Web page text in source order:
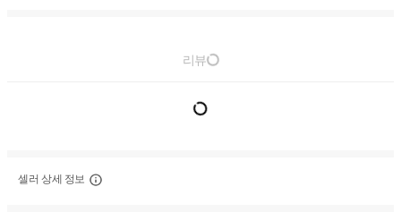
리뷰
셀러 상세 정보